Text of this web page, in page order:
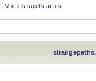
| Voir les sujets actifs